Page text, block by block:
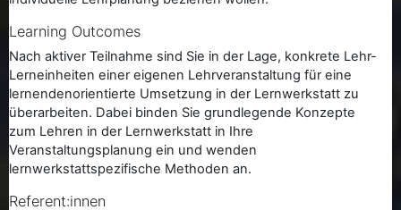
Learning Outcomes
Nach aktiver Teilnahme sind Sie in der Lage, konkrete Lehr-
Lerneinheiten einer eigenen Lehrveranstaltung für eine
lernendenorientierte Umsetzung in der Lernwerkstatt zu
überarbeiten. Dabei binden Sie grundlegende Konzepte
zum Lehren in der Lernwerkstatt in Ihre
Veranstaltungsplanung ein und wenden
lernwerkstattspezifische Methoden an.
Referent:innen